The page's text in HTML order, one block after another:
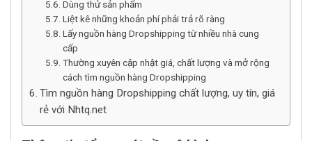
Dùng thử sản phẩm
Liệt kê những khoản phí phải trả rõ ràng
Lấy nguồn hàng Dropshipping từ nhiều nhà cung
cấp
Thường xuyên cập nhật giá, chất lượng và mở rộng
cách tìm nguồn hàng Dropshipping
Tìm nguồn hàng Dropshipping chất lượng, uy tín, giá
rẻ với Nhtq.net